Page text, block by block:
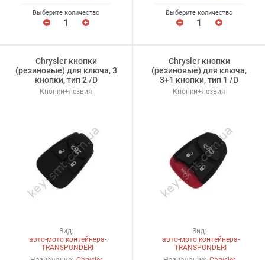
Выберите количество Выберите количество
Chrysler кнопки
(резиновые) для ключа, 3
кнопки, тип 2 /D
Кнопки+лезвия
Вид:
авто-мото контейнера-
TRANSPONDERI
Chrysler кнопки
(резиновые) для ключа,
3+1 кнопки, тип 1 /D
Кнопки+лезвия
Вид:
авто-мото контейнера-
TRANSPONDERI